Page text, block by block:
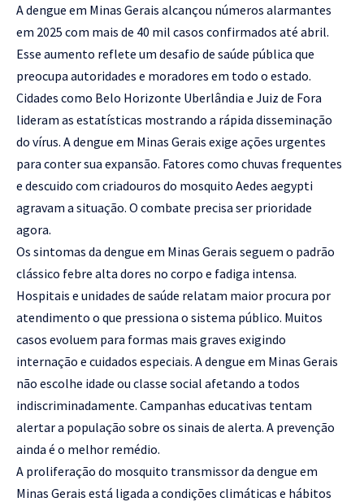
A dengue em Minas Gerais alcançou números alarmantes
em 2025 com mais de 40 mil casos confirmados até abril.
Esse aumento reflete um desafio de saúde pública que
preocupa autoridades e moradores em todo o estado.
Cidades como Belo Horizonte Uberlândia e Juiz de Fora
lideram as estatísticas mostrando a rápida disseminação
do vírus. A dengue em Minas Gerais exige ações urgentes
para conter sua expansão. Fatores como chuvas frequentes
e descuido com criadouros do mosquito Aedes aegypti
agravam a situação. O combate precisa ser prioridade
agora.
Os sintomas da dengue em Minas Gerais seguem o padrão
clássico febre alta dores no corpo e fadiga intensa.
Hospitais e unidades de saúde relatam maior procura por
atendimento o que pressiona o sistema público. Muitos
casos evoluem para formas mais graves exigindo
internação e cuidados especiais. A dengue em Minas Gerais
não escolhe idade ou classe social afetando a todos
indiscriminadamente. Campanhas educativas tentam
alertar a população sobre os sinais de alerta. A prevenção
ainda é o melhor remédio.
A proliferação do mosquito transmissor da dengue em
Minas Gerais está ligada a condições climáticas e hábitos